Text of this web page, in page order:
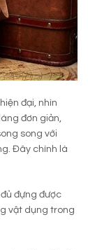
đại, nhìn
đơn giản,
song với
Đây chính là
đựng được
vật dụng trong